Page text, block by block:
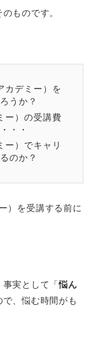
ものです。
カデミー）を
うか？
ー）の受講費
・・
）でキャリ
のか？
）を受講する前に
事実として「悩ん
で、悩む時間がも